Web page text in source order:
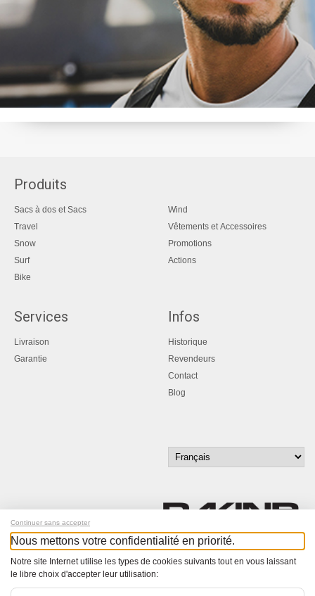
Produits
Sacs à dos et Sacs
Travel
Snow
Surf
Bike
Wind
Vêtements et Accessoires
Promotions
Actions
Services
Livraison
Garantie
Infos
Historique
Revendeurs
Contact
Blog
© Bucher+Walt 2011-2026
Continuer sans accepter
Nous mettons votre confidentialité en priorité.
Notre site Internet utilise les types de cookies suivants tout en vous laissant
le libre choix d'accepter leur utilisation: